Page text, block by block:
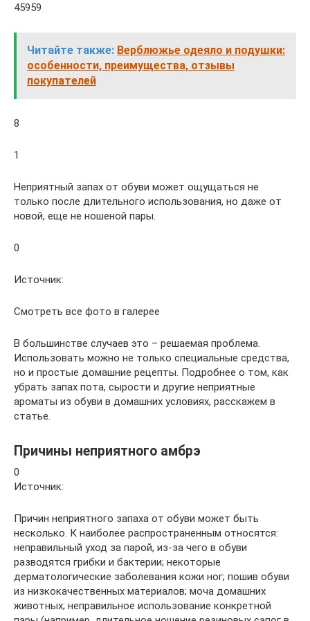
45959
Читайте также: Верблюжье одеяло и подушки:
особенности, преимущества, отзывы
покупателей
8
1
Неприятный запах от обуви может ощущаться не
только после длительного использования, но даже от
новой, еще не ношеной пары.
0
Источник:
Смотреть все фото в галерее
В большинстве случаев это – решаемая проблема.
Использовать можно не только специальные средства,
но и простые домашние рецепты. Подробнее о том, как
убрать запах пота, сырости и другие неприятные
ароматы из обуви в домашних условиях, расскажем в
статье.
Причины неприятного амбрэ
0
Источник:
Причин неприятного запаха от обуви может быть
несколько. К наиболее распространенным относятся:
неправильный уход за парой, из-за чего в обуви
разводятся грибки и бактерии; некоторые
дерматологические заболевания кожи ног; пошив обуви
из низкокачественных материалов; моча домашних
животных; неправильное использование конкретной